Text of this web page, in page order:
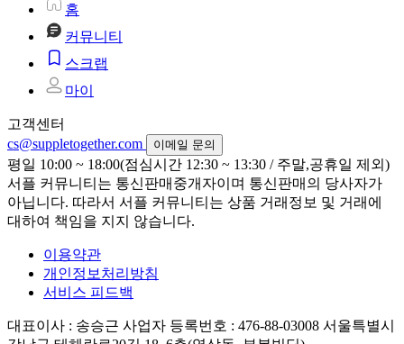
홈
커뮤니티
스크랩
마이
고객센터
cs@suppletogether.com
이메일 문의
평일 10:00 ~ 18:00(점심시간 12:30 ~ 13:30 / 주말,공휴일 제외)
서플 커뮤니티는 통신판매중개자이며 통신판매의 당사자가
아닙니다. 따라서 서플 커뮤니티는 상품 거래정보 및 거래에
대하여 책임을 지지 않습니다.
이용약관
개인정보처리방침
서비스 피드백
대표이사 : 송승근 사업자 등록번호 : 476-88-03008 서울특별시